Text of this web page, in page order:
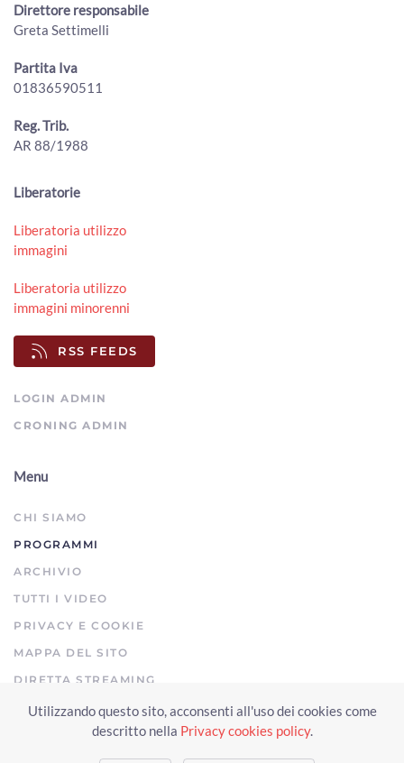
ArezzoTV
00:02:34 - Sabato, 18 Luglio 2026
00:01:15 - Sabato, 18 Luglio 2026
ArezzoTV
Direttore responsabile
Greta Settimelli
Partita Iva
01836590511
Reg. Trib.
AR 88/1988
Liberatorie
Liberatoria utilizzo
immagini
Liberatoria utilizzo
immagini minorenni
RSS FEEDS
LOGIN ADMIN
CRONING ADMIN
Menu
CHI SIAMO
PROGRAMMI
ARCHIVIO
TUTTI I VIDEO
PRIVACY E COOKIE
MAPPA DEL SITO
DIRETTA STREAMING
Copyright © 2023 Arezzo TV. Tutti i diritti riservati.
Utilizzando questo sito, acconsenti all'uso dei cookies come
descritto nella Privacy cookies policy.